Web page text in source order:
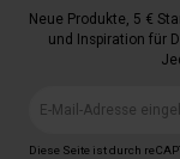
Neue Produkte, 5 €
und Inspiration für
Diese Seite ist durch